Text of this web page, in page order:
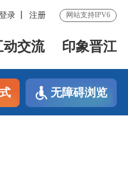
录 注册 网站支持IPV6
动交流 印象晋江
无障碍浏览